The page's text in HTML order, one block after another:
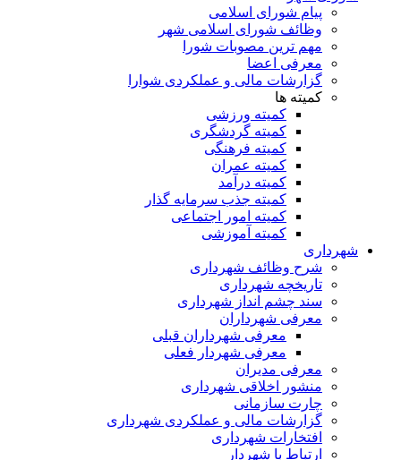
پیام شورای اسلامی
وظائف شورای اسلامی شهر
مهم ترین مصوبات شورا
معرفی اعضا
گزارشات مالی و عملکردی شوارا
کمیته ها
کمیته ورزشی
کمیته گردشگری
کمیته فرهنگی
کمیته عمران
کمیته درآمد
کمیته جذب سرمایه گذار
کمیته امور اجتماعی
کمیته آموزشی
شهرداری
شرح وظائف شهرداری
تاریخچه شهرداری
سند چشم انداز شهرداری
معرفی شهرداران
معرفی شهرداران قبلی
معرفی شهردار فعلی
معرفی مدیران
منشور اخلاقی شهرداری
چارت سازمانی
گزارشات مالی و عملکردی شهرداری
افتخارات شهرداری
ارتباط با شهردار